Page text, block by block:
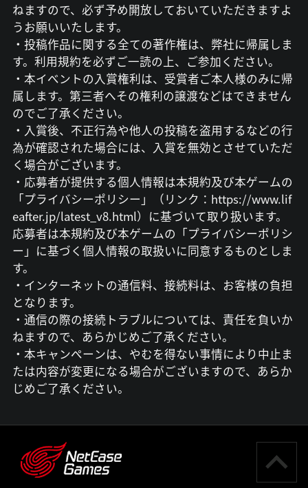
ねますので、必ず予め開放しておいていただきますよ
うお願いいたします。
・投稿作品に関する全ての著作権は、弊社に帰属しま
す。利用規約を必ずご一読の上、ご参加ください。
・本イベントの入賞権利は、受賞者ご本人様のみに帰
属します。第三者へその権利の譲渡などはできません
のでご了承ください。
・入賞後、不正行為や他人の投稿を盗用するなどの行
為が確認された場合には、入賞を無効とさせていただ
く場合がございます。
・応募者が提供する個人情報は本規約及び本ゲームの
「プライバシーポリシー」（リンク：https://www.lif
eafter.jp/latest_v8.html）に基づいて取り扱います。
応募者は本規約及び本ゲームの「プライバシーポリシ
ー」に基づく個人情報の取扱いに同意するものとしま
す。
・インターネットの通信料、接続料は、お客様の負担
となります。
・通信の際の接続トラブルについては、責任を負いか
ねますので、あらかじめご了承ください。
・本キャンペーンは、やむを得ない事情により中止ま
たは内容が変更になる場合がございますので、あらか
じめご了承ください。